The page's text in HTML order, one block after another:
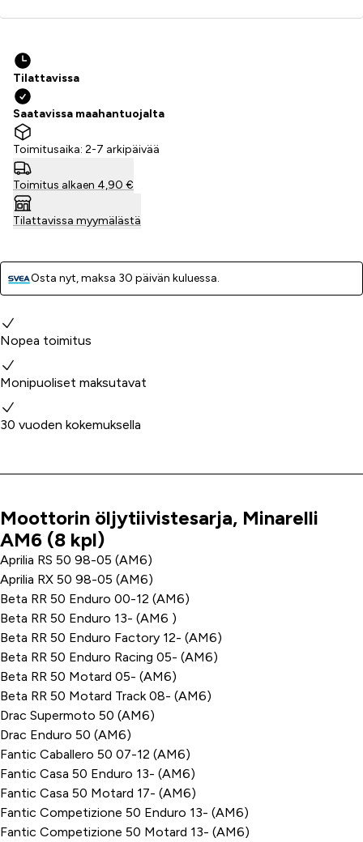
Tilattavissa
Saatavissa maahantuojalta
Toimitusaika: 2-7 arkipäivää
Toimitus alkaen 4,90 €
Tilattavissa myymälästä
Osta nyt, ­maksa 30 päivän kuluessa.
Miksi valita meidät?
Nopea toimitus
Monipuoliset maksutavat
30 vuoden kokemuksella
Tuoteinfo
Moottorin öljytiivistesarja, Minarelli
AM6 (8 kpl)
Aprilia RS 50 98-05 (AM6)
Aprilia RX 50 98-05 (AM6)
Beta RR 50 Enduro 00-12 (AM6)
Beta RR 50 Enduro 13- (AM6 )
Beta RR 50 Enduro Factory 12- (AM6)
Beta RR 50 Enduro Racing 05- (AM6)
Beta RR 50 Motard 05- (AM6)
Beta RR 50 Motard Track 08- (AM6)
Drac Supermoto 50 (AM6)
Drac Enduro 50 (AM6)
Fantic Caballero 50 07-12 (AM6)
Fantic Casa 50 Enduro 13- (AM6)
Fantic Casa 50 Motard 17- (AM6)
Fantic Competizione 50 Enduro 13- (AM6)
Fantic Competizione 50 Motard 13- (AM6)